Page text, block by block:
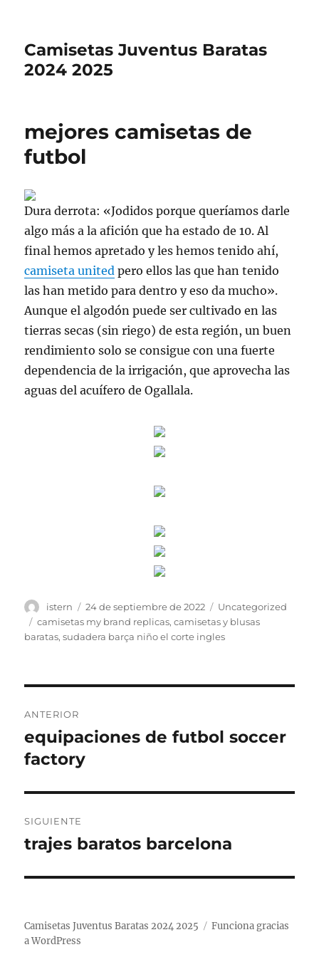
Camisetas Juventus Baratas
2024 2025
mejores camisetas de
futbol
Dura derrota: «Jodidos porque queríamos darle
algo más a la afición que ha estado de 10. Al
final hemos apretado y les hemos tenido ahí,
camiseta united pero ellos las que han tenido
las han metido para dentro y eso da mucho».
Aunque el algodón puede ser cultivado en las
tierras secas (sin riego) de esta región, un buen
rendimiento solo se consigue con una fuerte
dependencia de la irrigación, que aprovecha las
aguas del acuífero de Ogallala.
Autor
istern
Publicado
el
24 de septiembre de 2022 Categorías
Uncategorized
Etiquetas
camisetas my brand replicas,camisetas y blusas
baratas,sudadera barça niño el corte ingles
de
entradas
ANTERIOR
Entrada
anterior:
equipaciones de futbol soccer
factory
SIGUIENTE
Entrada
trajes baratos barcelona
Camisetas Juventus Baratas 2024 2025
Funciona gracias
a WordPress